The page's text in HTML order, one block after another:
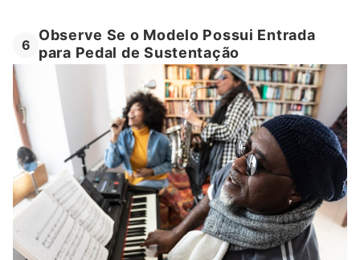
6
Observe Se o Modelo Possui Entrada
para Pedal de Sustentação